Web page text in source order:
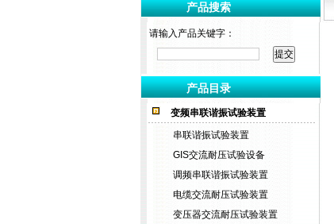
产品搜索
请输入产品关键字：
产品目录
变频串联谐振试验装置
串联谐振试验装置
GIS交流耐压试验设备
调频串联谐振试验装置
电缆交流耐压试验装置
变压器交流耐压试验装置